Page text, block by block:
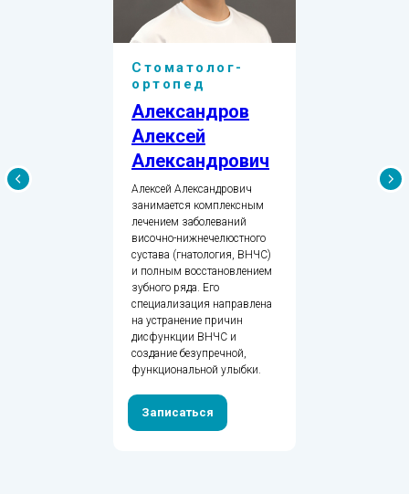
Стоматолог-
ортопед
Александров
Алексей
Александрович
Алексей Александрович
занимается комплексным
лечением заболеваний
височно-нижнечелюстного
сустава (гнатология, ВНЧС)
и полным восстановлением
зубного ряда. Его
специализация направлена
на устранение причин
дисфункции ВНЧС и
создание безупречной,
функциональной улыбки.
Записаться